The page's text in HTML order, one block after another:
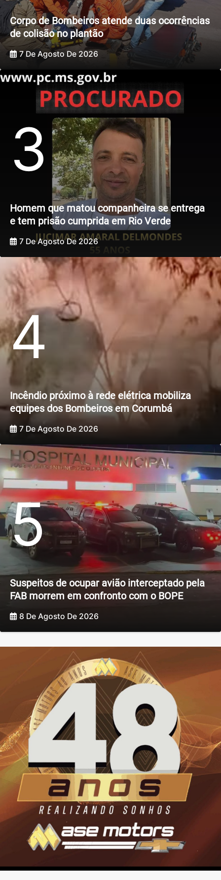
Corpo de Bombeiros atende duas ocorrências
de colisão no plantão
7 De Agosto De 2026
3
Homem que matou companheira se entrega
e tem prisão cumprida em Rio Verde
7 De Agosto De 2026
4
Incêndio próximo à rede elétrica mobiliza
equipes dos Bombeiros em Corumbá
7 De Agosto De 2026
5
Suspeitos de ocupar avião interceptado pela
FAB morrem em confronto com o BOPE
8 De Agosto De 2026